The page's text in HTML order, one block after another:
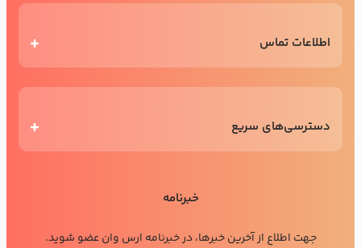
اطلاعات تماس
دسترسی‌های سریع
خبرنامه
جهت اطلاع از آخرین خبرها، در خبرنامه ارس وان عضو شوید.